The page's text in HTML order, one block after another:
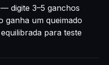
— digite 3–5 ganchos
ganha um queimado
para teste